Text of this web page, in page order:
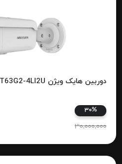
دوربین هایک ویژن DS-2CD2T63G2-4LI2U
30%
30,000,000